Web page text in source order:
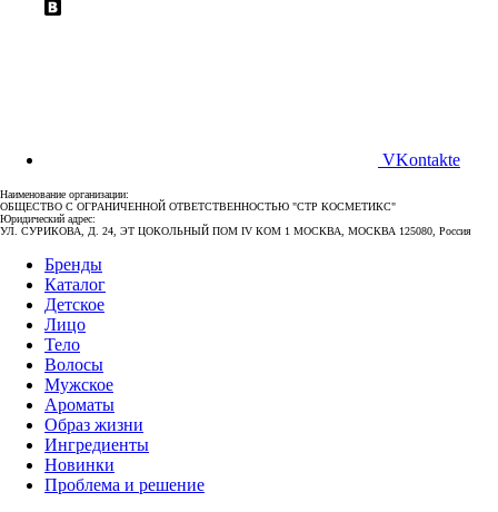
VKontakte
Наименование организации:
ОБЩЕСТВО С ОГРАНИЧЕННОЙ ОТВЕТСТВЕННОСТЬЮ "СТР КОСМЕТИКС"
Юридический адрес:
УЛ. СУРИКОВА, Д. 24, ЭТ ЦОКОЛЬНЫЙ ПОМ IV КОМ 1 МОСКВА, МОСКВА 125080, Россия
Бренды
Каталог
Детское
Лицо
Тело
Волосы
Мужское
Ароматы
Образ жизни
Ингредиенты
Новинки
Проблема и решение